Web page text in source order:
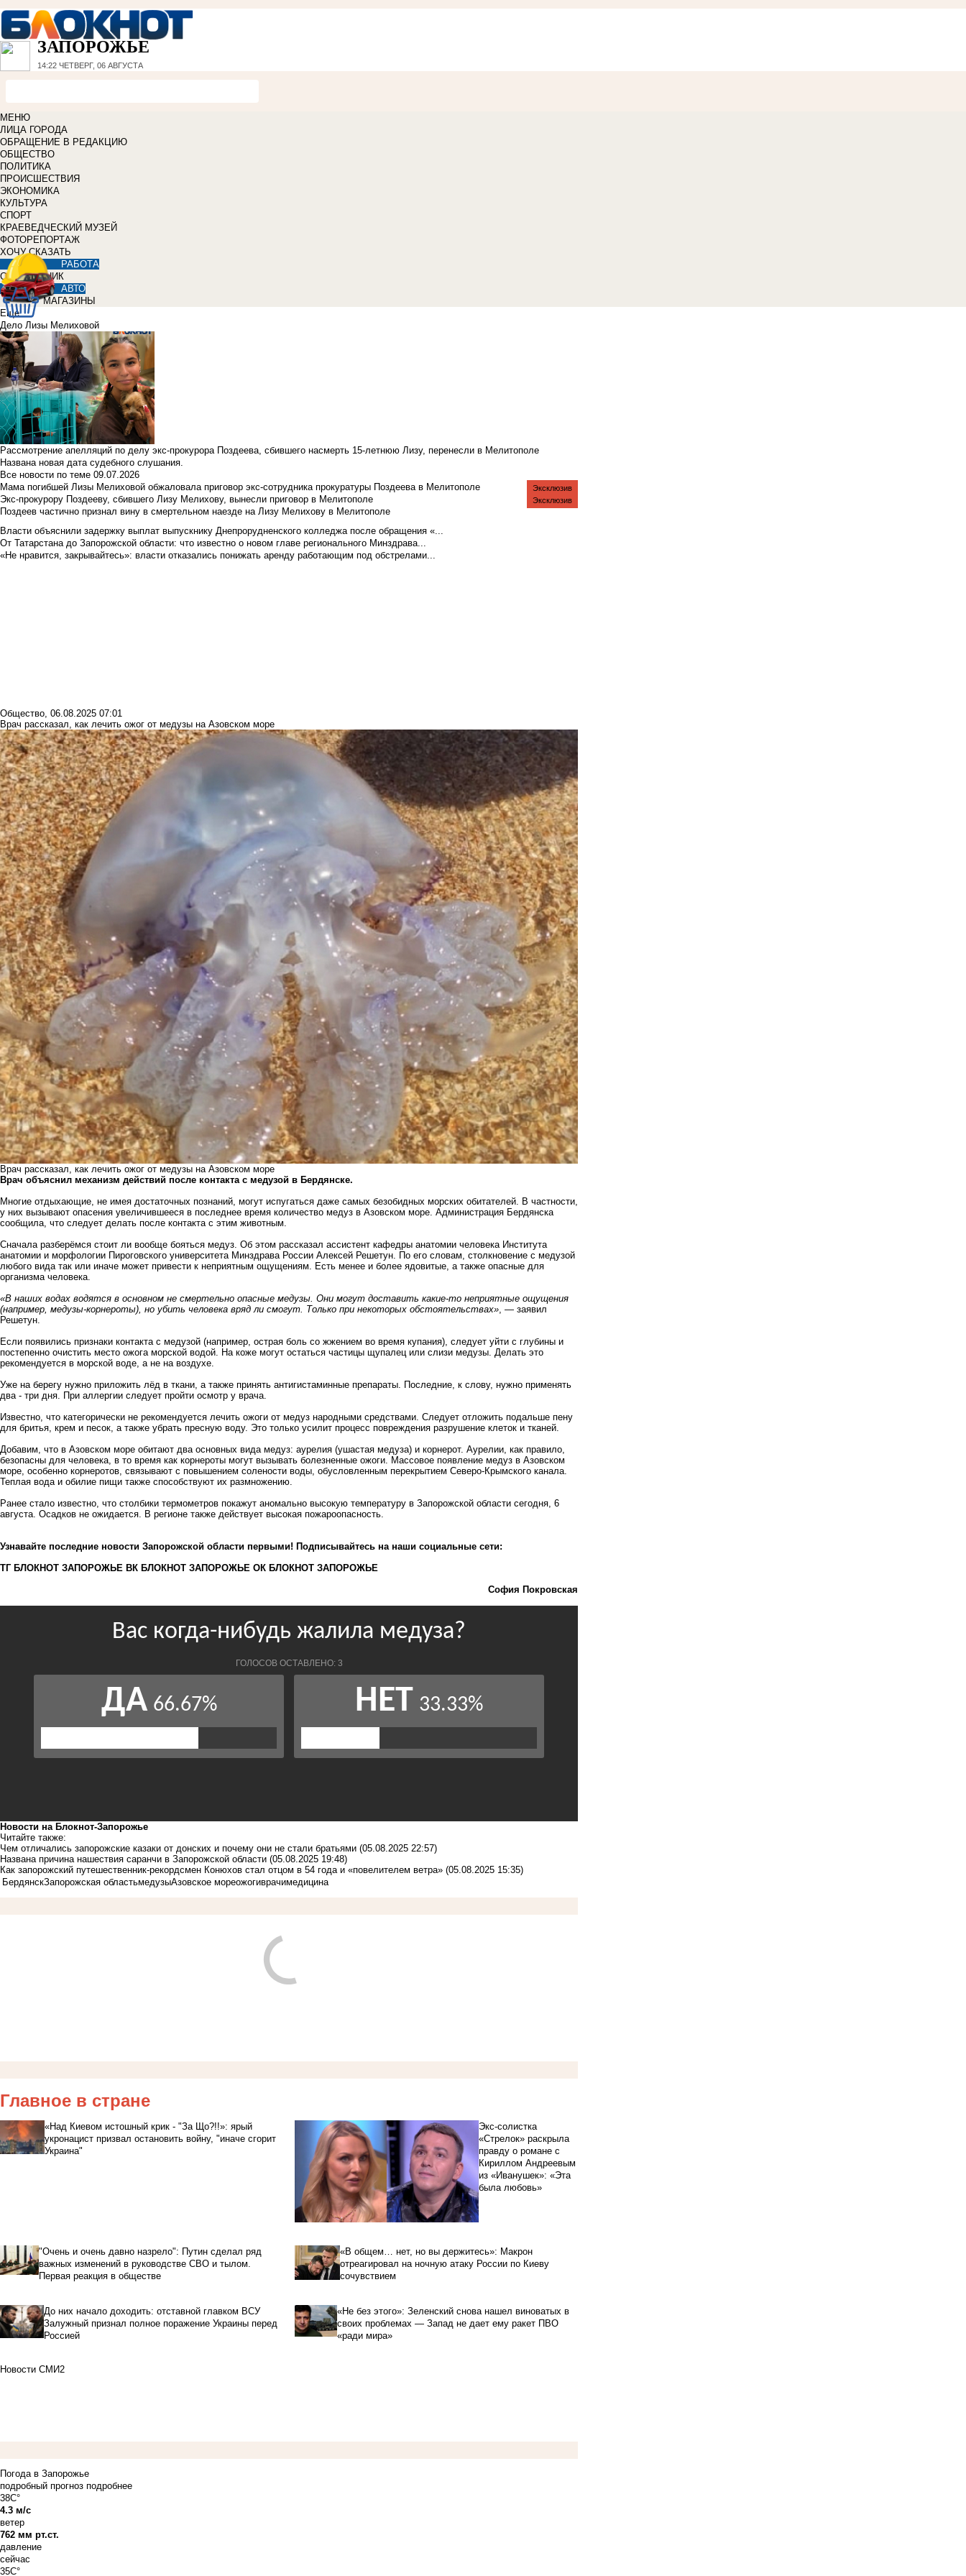
ЗАПОРОЖЬЕ
14:22 ЧЕТВЕРГ, 06 АВГУСТА
МЕНЮ
ЛИЦА ГОРОДА
ОБРАЩЕНИЕ В РЕДАКЦИЮ
ОБЩЕСТВО
ПОЛИТИКА
ПРОИСШЕСТВИЯ
ЭКОНОМИКА
КУЛЬТУРА
СПОРТ
КРАЕВЕДЧЕСКИЙ МУЗЕЙ
ФОТОРЕПОРТАЖ
ХОЧУ СКАЗАТЬ
РАБОТА
СПРАВОЧНИК
АВТО
МАГАЗИНЫ
Еще
Дело Лизы Мелиховой
Рассмотрение апелляций по делу экс-прокурора Поздеева, сбившего насмерть 15-летнюю Лизу, перенесли в Мелитополе
Названа новая дата судебного слушания.
Все новости по теме 09.07.2026
Мама погибшей Лизы Мелиховой обжаловала приговор экс-сотрудника прокуратуры Поздеева в Мелитополе
Экс-прокурору Поздееву, сбившего Лизу Мелихову, вынесли приговор в Мелитополе
Поздеев частично признал вину в смертельном наезде на Лизу Мелихову в Мелитополе
Власти объяснили задержку выплат выпускнику Днепрорудненского колледжа после обращения «...
Эксклюзив
От Татарстана до Запорожской области: что известно о новом главе регионального Минздрава...
Эксклюзив
«Не нравится, закрывайтесь»: власти отказались понижать аренду работающим под обстрелами...
Общество, 06.08.2025 07:01
Врач рассказал, как лечить ожог от медузы на Азовском море
Врач рассказал, как лечить ожог от медузы на Азовском море
Врач объяснил механизм действий после контакта с медузой в Бердянске.
Многие отдыхающие, не имея достаточных познаний, могут испугаться даже самых безобидных морских обитателей. В частности,
у них вызывают опасения увеличившееся в последнее время количество медуз в Азовском море. Администрация Бердянска
сообщила, что следует делать после контакта с этим животным.
Сначала разберёмся стоит ли вообще бояться медуз. Об этом рассказал ассистент кафедры анатомии человека Института
анатомии и морфологии Пироговского университета Минздрава России Алексей Решетун. По его словам, столкновение с медузой
любого вида так или иначе может привести к неприятным ощущениям. Есть менее и более ядовитые, а также опасные для
организма человека.
«В наших водах водятся в основном не смертельно опасные медузы. Они могут доставить какие-то неприятные ощущения
(например, медузы-корнероты), но убить человека вряд ли смогут. Только при некоторых обстоятельствах» , — заявил
Решетун.
Если появились признаки контакта с медузой (например, острая боль со жжением во время купания), следует уйти с глубины и
постепенно очистить место ожога морской водой. На коже могут остаться частицы щупалец или слизи медузы. Делать это
рекомендуется в морской воде, а не на воздухе.
Уже на берегу нужно приложить лёд в ткани, а также принять антигистаминные препараты. Последние, к слову, нужно применять
два - три дня. При аллергии следует пройти осмотр у врача.
Известно, что категорически не рекомендуется лечить ожоги от медуз народными средствами. Следует отложить подальше пену
для бритья, крем и песок, а также убрать пресную воду. Это только усилит процесс повреждения разрушение клеток и тканей.
Добавим, что в Азовском море обитают два основных вида медуз: аурелия (ушастая медуза) и корнерот. Аурелии, как правило,
безопасны для человека, в то время как корнероты могут вызывать болезненные ожоги. Массовое появление медуз в Азовском
море, особенно корнеротов, связывают с повышением солености воды, обусловленным перекрытием Северо-Крымского канала.
Теплая вода и обилие пищи также способствуют их размножению.
Ранее стало известно, что столбики термометров покажут аномально высокую температуру в Запорожской области сегодня, 6
августа. Осадков не ожидается. В регионе также действует высокая пожароопасность.
Узнавайте последние новости Запорожской области первыми! Подписывайтесь на наши социальные сети:
ТГ БЛОКНОТ ЗАПОРОЖЬЕ ВК БЛОКНОТ ЗАПОРОЖЬЕ ОК БЛОКНОТ ЗАПОРОЖЬЕ
София Покровская
Новости на Блoкнoт-Запорожье
Читайте также:
Чем отличались запорожские казаки от донских и почему они не стали братьями (05.08.2025 22:57)
Названа причина нашествия саранчи в Запорожской области (05.08.2025 19:48)
Как запорожский путешественник-рекордсмен Конюхов стал отцом в 54 года и «повелителем ветра» (05.08.2025 15:35)
БердянскЗапорожская областьмедузыАзовское мореожогиврачимедицина
Главное в стране
«Над Киевом истошный крик - "За Що?!!»: ярый
укронацист призвал остановить войну, "иначе сгорит
Украина"
Экс-солистка
«Стрелок» раскрыла
правду о романе с
Кириллом Андреевым
из «Иванушек»: «Эта
была любовь»
"Очень и очень давно назрело": Путин сделал ряд
важных изменений в руководстве СВО и тылом.
Первая реакция в обществе
«В общем… нет, но вы держитесь»: Макрон
отреагировал на ночную атаку России по Киеву
сочувствием
До них начало доходить: отставной главком ВСУ
Залужный признал полное поражение Украины перед
Россией
«Не без этого»: Зеленский снова нашел виноватых в
своих проблемах — Запад не дает ему ракет ПВО
«ради мира»
Новости СМИ2
Погода в Запорожье
подробный прогноз подробнее
38C°
4.3 м/с
ветер
762 мм рт.ст.
давление
сейчас
35C°